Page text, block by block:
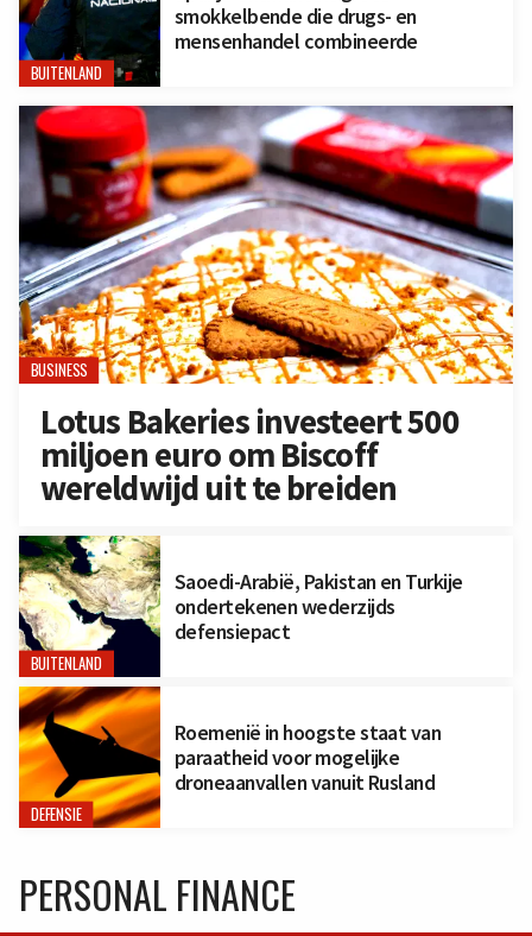
BUITENLAND
smokkelbende die drugs- en
mensenhandel combineerde
BUSINESS
Lotus Bakeries investeert 500
miljoen euro om Biscoff
wereldwijd uit te breiden
BUITENLAND
Saoedi-Arabië, Pakistan en Turkije
ondertekenen wederzijds
defensiepact
DEFENSIE
Roemenië in hoogste staat van
paraatheid voor mogelijke
droneaanvallen vanuit Rusland
PERSONAL FINANCE